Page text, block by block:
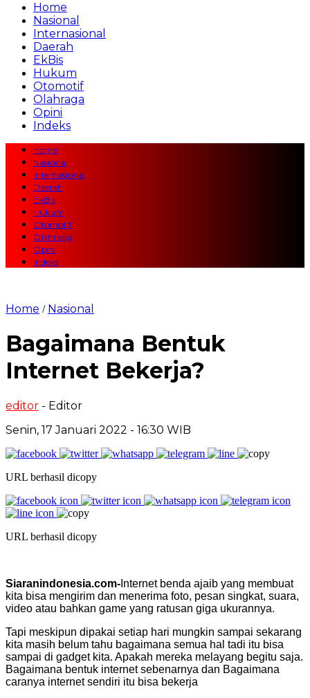
Home
Nasional
Internasional
Daerah
EkBis
Hukum
Otomotif
Olahraga
Opini
Indeks
Home
Nasional
Internasional
Daerah
EkBis
Hukum
Otomotif
Olahraga
Opini
Indeks
Home / Nasional
Bagaimana Bentuk
Internet Bekerja?
editor - Editor
Senin, 17 Januari 2022 - 16:30 WIB
URL berhasil dicopy
URL berhasil dicopy
Siaranindonesia.com- Internet benda ajaib yang membuat
kita bisa mengirim dan menerima foto, pesan singkat, suara,
video atau bahkan game yang ratusan giga ukurannya.
Tapi meskipun dipakai setiap hari mungkin sampai sekarang
kita masih belum tahu bagaimana semua hal tadi itu bisa
sampai di gadget kita. Apakah mereka melayang begitu saja.
Bagaimana bentuk internet sebenarnya dan Bagaimana
caranya internet sendiri itu bisa bekerja